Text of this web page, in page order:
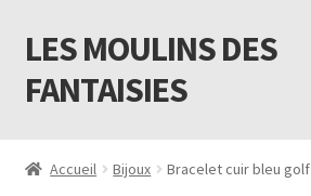
Aller
à
la
Aller
au
contenu
LES MOULINS DES
FANTAISIES
Accueil Bijoux Bracelet cuir bleu golf